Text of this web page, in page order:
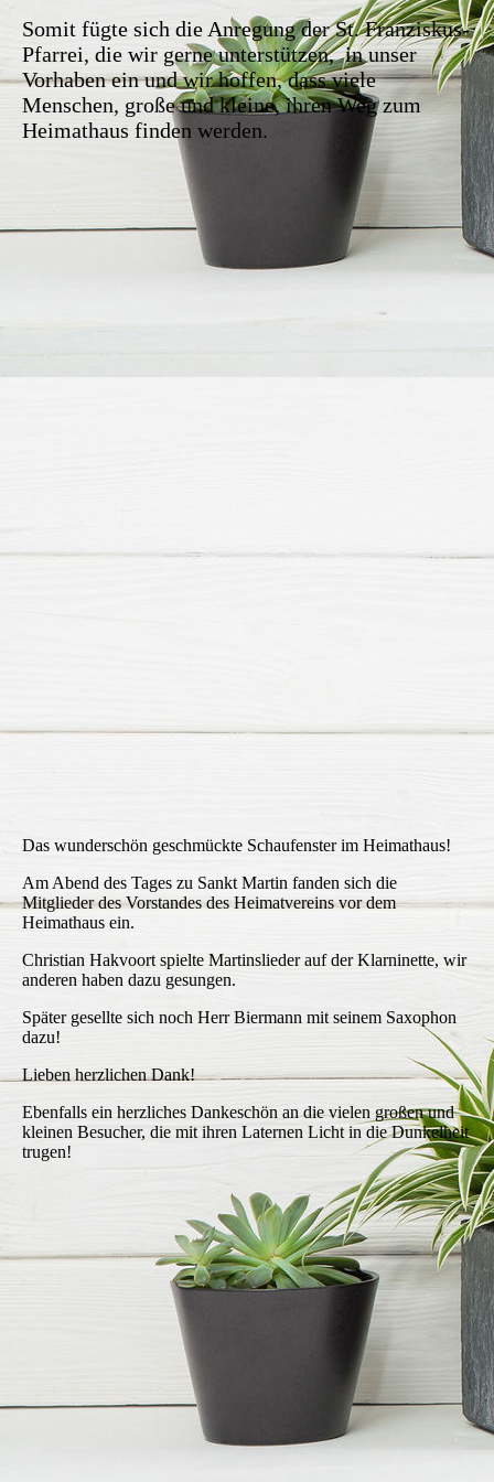
Somit fügte sich die Anregung der St. Franziskus-
Pfarrei, die wir gerne unterstützen, in unser
Vorhaben ein und wir hoffen, dass viele
Menschen, große und kleine, ihren Weg zum
Heimathaus finden werden.
Das wunderschön geschmückte Schaufenster im Heimathaus!
Am Abend des Tages zu Sankt Martin fanden sich die
Mitglieder des Vorstandes des Heimatvereins vor dem
Heimathaus ein.
Christian Hakvoort spielte Martinslieder auf der Klarninette, wir
anderen haben dazu gesungen.
Später gesellte sich noch Herr Biermann mit seinem Saxophon
dazu!
Lieben herzlichen Dank!
Ebenfalls ein herzliches Dankeschön an die vielen großen und
kleinen Besucher, die mit ihren Laternen Licht in die Dunkelheit
trugen!